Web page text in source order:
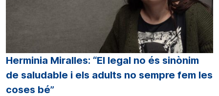
Herminia Miralles: “El legal no és sinònim
de saludable i els adults no sempre fem les
coses bé”